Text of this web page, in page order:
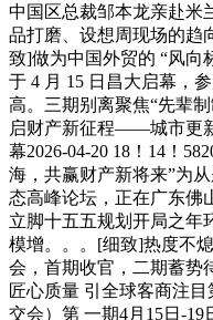
中国区总裁邹本龙亲赴米
品打磨、设想周现场的趋
致]做为中国外贸的 “风向
于 4 月 15 日昌大启幕，
高。三期别离聚焦“先辈
启财产新征程——城市更
幕2026-04-20 18！14！
海，共赢财产新将来”为
态高峰论坛，正在广东佛
立脚十五五规划开局之年
模增。。。[细致]热度不
会，首期收官，二期蓄势
匠心质量 引全球客商注
交会）第 一期4月15日-19